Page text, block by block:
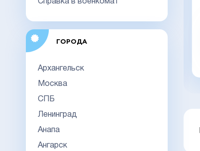
Справка в военкомат
ГОРОДА
Архангельск
Москва
СПБ
Ленинград
Анапа
Ангарск